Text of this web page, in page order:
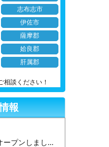
志布志市
伊佐市
薩摩郡
姶良郡
肝属郡
相談ください！
報
ープンしまし...